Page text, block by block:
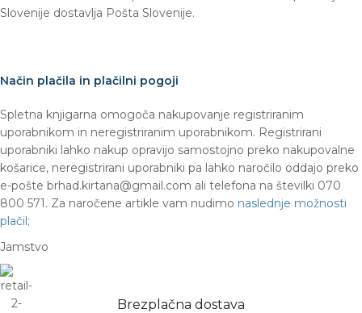
Slovenije dostavlja Pošta Slovenije.
Način plačila in plačilni pogoji
Spletna knjigarna omogoča nakupovanje registriranim
uporabnikom in neregistriranim uporabnikom. Registrirani
uporabniki lahko nakup opravijo samostojno preko nakupovalne
košarice, neregistrirani uporabniki pa lahko naročilo oddajo preko
e-pošte brhad.kirtana@gmail.com ali telefona na številki 070
800 571. Za naročene artikle vam nudimo naslednje možnosti
plačil;
Jamstvo
Brezplačna dostava